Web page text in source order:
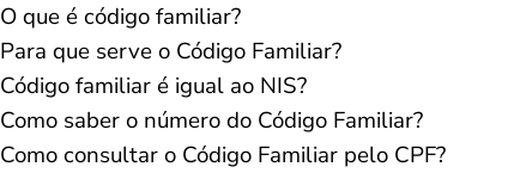
O que é código familiar?
Para que serve o Código Familiar?
Código familiar é igual ao NIS?
Como saber o número do Código Familiar?
Como consultar o Código Familiar pelo CPF?